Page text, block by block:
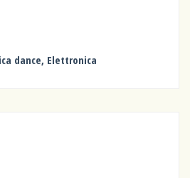
dance, Elettronica